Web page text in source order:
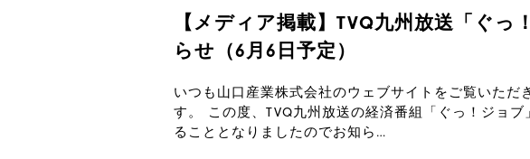
【メディア掲載】TVQ九州放送「ぐっ
らせ（6月6日予定）
いつも山口産業株式会社のウェブサイトをご覧いただ
す。 この度、TVQ九州放送の経済番組「ぐっ！ジョ
ることとなりましたのでお知ら…